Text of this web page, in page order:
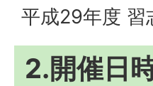
平成29年度 習
2.開催日